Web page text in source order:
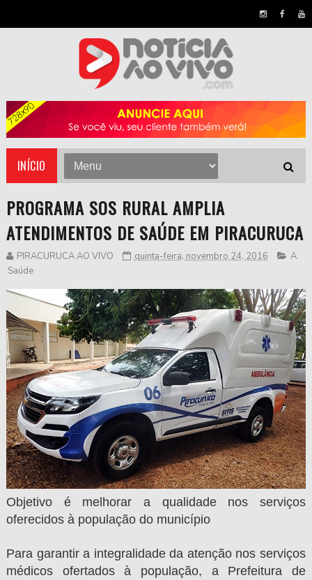
INÍCIO
PROGRAMA SOS RURAL AMPLIA
ATENDIMENTOS DE SAÚDE EM PIRACURUCA
PIRACURUCA AO VIVO quinta-feira, novembro 24, 2016 A,
Saúde
Objetivo é melhorar a qualidade nos serviços
oferecidos à população do município
Para garantir a integralidade da atenção nos serviços
médicos ofertados à população, a Prefeitura de